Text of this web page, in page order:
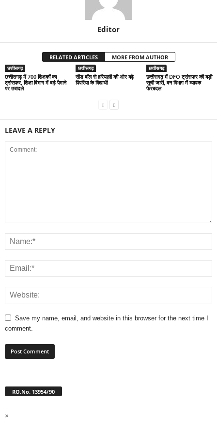
Editor
RELATED ARTICLES MORE FROM AUTHOR
छत्तीसगढ़
छत्तीसगढ़ में 700 शिक्षकों का
ट्रांसफर, शिक्षा विभाग में बड़े पैमाने
पर तबादले
छत्तीसगढ़
सीड बॉल से हरियाली की ओर बढ़े
पिपरिया के विद्यार्थी
छत्तीसगढ़
छत्तीसगढ़ में DFO ट्रांसफर की बड़ी
सूची जारी, वन विभाग में व्यापक
फेरबदल
LEAVE A REPLY
Save my name, email, and website in this browser for the next time I
comment.
RO.No. 13954/90
×